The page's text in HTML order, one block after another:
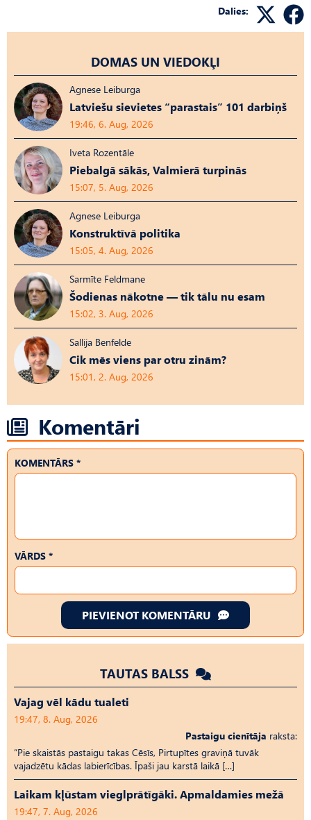
Dalies:
DOMAS UN VIEDOKĻI
Agnese Leiburga
Latviešu sievietes “parastais” 101 darbiņš
19:46, 6. Aug, 2026
Iveta Rozentāle
Piebalgā sākās, Valmierā turpinās
15:07, 5. Aug, 2026
Agnese Leiburga
Konstruktīvā politika
15:05, 4. Aug, 2026
Sarmīte Feldmane
Šodienas nākotne — tik tālu nu esam
15:02, 3. Aug, 2026
Sallija Benfelde
Cik mēs viens par otru zinām?
15:01, 2. Aug, 2026
Komentāri
KOMENTĀRS *
VĀRDS *
PIEVIENOT KOMENTĀRU
TAUTAS BALSS
Vajag vēl kādu tualeti
19:47, 8. Aug, 2026
Pastaigu cienītāja raksta:
“Pie skaistās pastaigu takas Cēsīs, Pirtupītes graviņā tuvāk
vajadzētu kādas labierīcības. Īpaši jau karstā laikā […]
Laikam kļūstam vieglprātīgāki. Apmaldamies mežā
19:47, 7. Aug, 2026